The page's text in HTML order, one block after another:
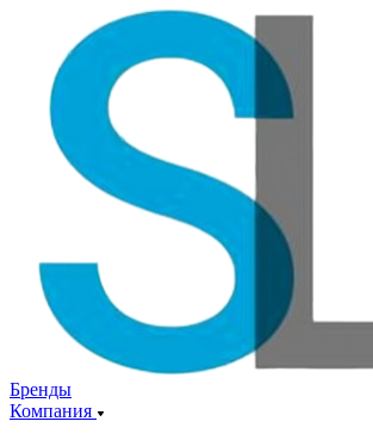
Бренды
Компания